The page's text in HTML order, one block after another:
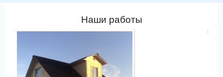
Наши работы